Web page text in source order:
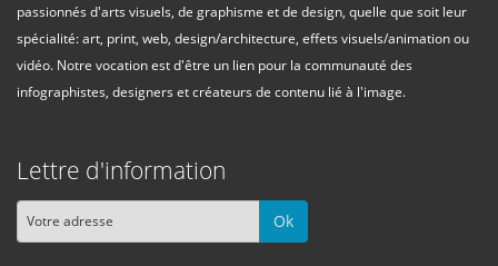
passionnés d'arts visuels, de graphisme et de design, quelle que soit leur
spécialité: art, print, web, design/architecture, effets visuels/animation ou
vidéo. Notre vocation est d'être un lien pour la communauté des
infographistes, designers et créateurs de contenu lié à l'image.
Lettre d'information
Ok